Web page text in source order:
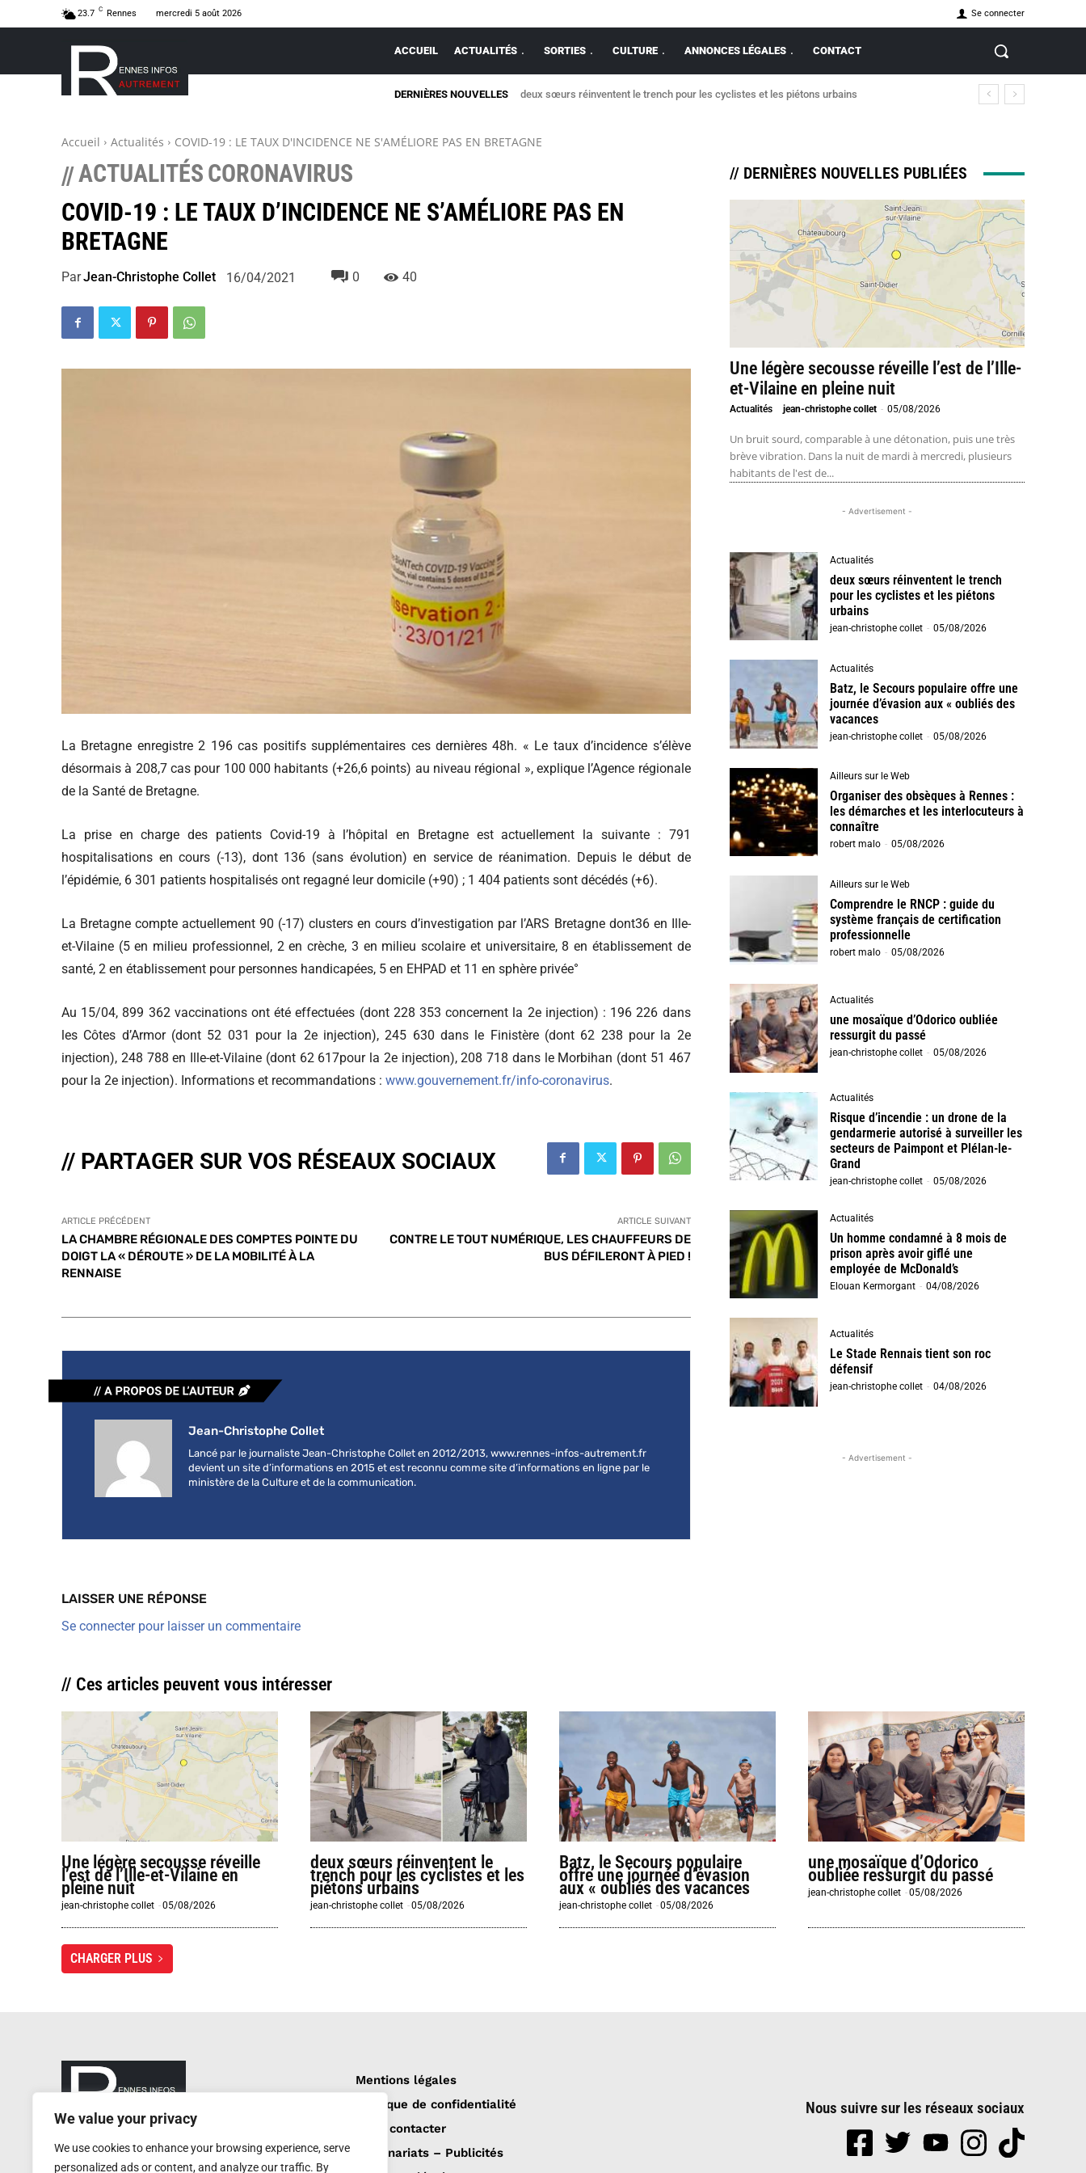
We value your privacy
We use cookies to enhance your browsing experience, serve
personalized ads or content, and analyze our traffic. By
23.7 C Rennes mercredi 5 août 2026 Se connecter
ACCUEIL ACTUALITÉS SORTIES CULTURE ANNONCES LÉGALES CONTACT
DERNIÈRES NOUVELLES deux sœurs réinventent le trench pour les cyclistes et les piétons urbains
Accueil Actualités COVID-19 : LE TAUX D'INCIDENCE NE S'AMÉLIORE PAS EN BRETAGNE
//ACTUALITÉS CORONAVIRUS
COVID-19 : LE TAUX D’INCIDENCE NE S’AMÉLIORE PAS EN
BRETAGNE
ParJean-Christophe Collet 16/04/2021 0 40
La Bretagne enregistre 2 196 cas positifs supplémentaires ces dernières 48h. « Le taux d’incidence s’élève
désormais à 208,7 cas pour 100 000 habitants (+26,6 points) au niveau régional », explique l’Agence régionale
de la Santé de Bretagne.
La prise en charge des patients Covid-19 à l’hôpital en Bretagne est actuellement la suivante : 791
hospitalisations en cours (-13), dont 136 (sans évolution) en service de réanimation. Depuis le début de
l’épidémie, 6 301 patients hospitalisés ont regagné leur domicile (+90) ; 1 404 patients sont décédés (+6).
La Bretagne compte actuellement 90 (-17) clusters en cours d’investigation par l’ARS Bretagne dont36 en Ille-
et-Vilaine (5 en milieu professionnel, 2 en crèche, 3 en milieu scolaire et universitaire, 8 en établissement de
santé, 2 en établissement pour personnes handicapées, 5 en EHPAD et 11 en sphère privée°
Au 15/04, 899 362 vaccinations ont été effectuées (dont 228 353 concernent la 2e injection) : 196 226 dans
les Côtes d’Armor (dont 52 031 pour la 2e injection), 245 630 dans le Finistère (dont 62 238 pour la 2e
injection), 248 788 en Ille-et-Vilaine (dont 62 617pour la 2e injection), 208 718 dans le Morbihan (dont 51 467
pour la 2e injection). Informations et recommandations : www.gouvernement.fr/info-coronavirus.
// PARTAGER SUR VOS RÉSEAUX SOCIAUX
ARTICLE PRÉCÉDENT
LA CHAMBRE RÉGIONALE DES COMPTES POINTE DU
DOIGT LA « DÉROUTE » DE LA MOBILITÉ À LA
RENNAISE
ARTICLE SUIVANT
CONTRE LE TOUT NUMÉRIQUE, LES CHAUFFEURS DE
BUS DÉFILERONT À PIED !
Jean-Christophe Collet
Lancé par le journaliste Jean-Christophe Collet en 2012/2013, www.rennes-infos-autrement.fr
devient un site d’informations en 2015 et est reconnu comme site d’informations en ligne par le
ministère de la Culture et de la communication.
LAISSER UNE RÉPONSE
Se connecter pour laisser un commentaire
// DERNIÈRES NOUVELLES PUBLIÉES
Une légère secousse réveille l’est de l’Ille-
et-Vilaine en pleine nuit
Actualités jean-christophe collet - 05/08/2026
Un bruit sourd, comparable à une détonation, puis une très
brève vibration. Dans la nuit de mardi à mercredi, plusieurs
habitants de l'est de...
- Advertisement -
Actualités
deux sœurs réinventent le trench
pour les cyclistes et les piétons
urbains
jean-christophe collet - 05/08/2026
Actualités
Batz, le Secours populaire offre une
journée d’évasion aux « oubliés des
vacances
jean-christophe collet - 05/08/2026
Ailleurs sur le Web
Organiser des obsèques à Rennes :
les démarches et les interlocuteurs à
connaître
robert malo - 05/08/2026
Ailleurs sur le Web
Comprendre le RNCP : guide du
système français de certification
professionnelle
robert malo - 05/08/2026
Actualités
une mosaïque d’Odorico oubliée
ressurgit du passé
jean-christophe collet - 05/08/2026
Actualités
Risque d’incendie : un drone de la
gendarmerie autorisé à surveiller les
secteurs de Paimpont et Plélan-le-
Grand
jean-christophe collet - 05/08/2026
Actualités
Un homme condamné à 8 mois de
prison après avoir giflé une
employée de McDonald’s
Elouan Kermorgant - 04/08/2026
Actualités
Le Stade Rennais tient son roc
défensif
jean-christophe collet - 04/08/2026
- Advertisement -
// Ces articles peuvent vous intéresser
Une légère secousse réveille
l’est de l’Ille-et-Vilaine en
pleine nuit
jean-christophe collet -05/08/2026
deux sœurs réinventent le
trench pour les cyclistes et les
piétons urbains
jean-christophe collet -05/08/2026
Batz, le Secours populaire
offre une journée d’évasion
aux « oubliés des vacances
jean-christophe collet -05/08/2026
une mosaïque d’Odorico
oubliée ressurgit du passé
jean-christophe collet -05/08/2026
CHARGER PLUS
rennesinfosautrement@gmail.com
RCS de Rennes : 752 406 884
Mentions légales
Politique de confidentialité
Nous contacter
Partenariats – Publicités
Nous suivre sur les réseaux sociaux